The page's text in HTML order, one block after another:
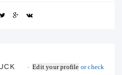
Edit your profile or check